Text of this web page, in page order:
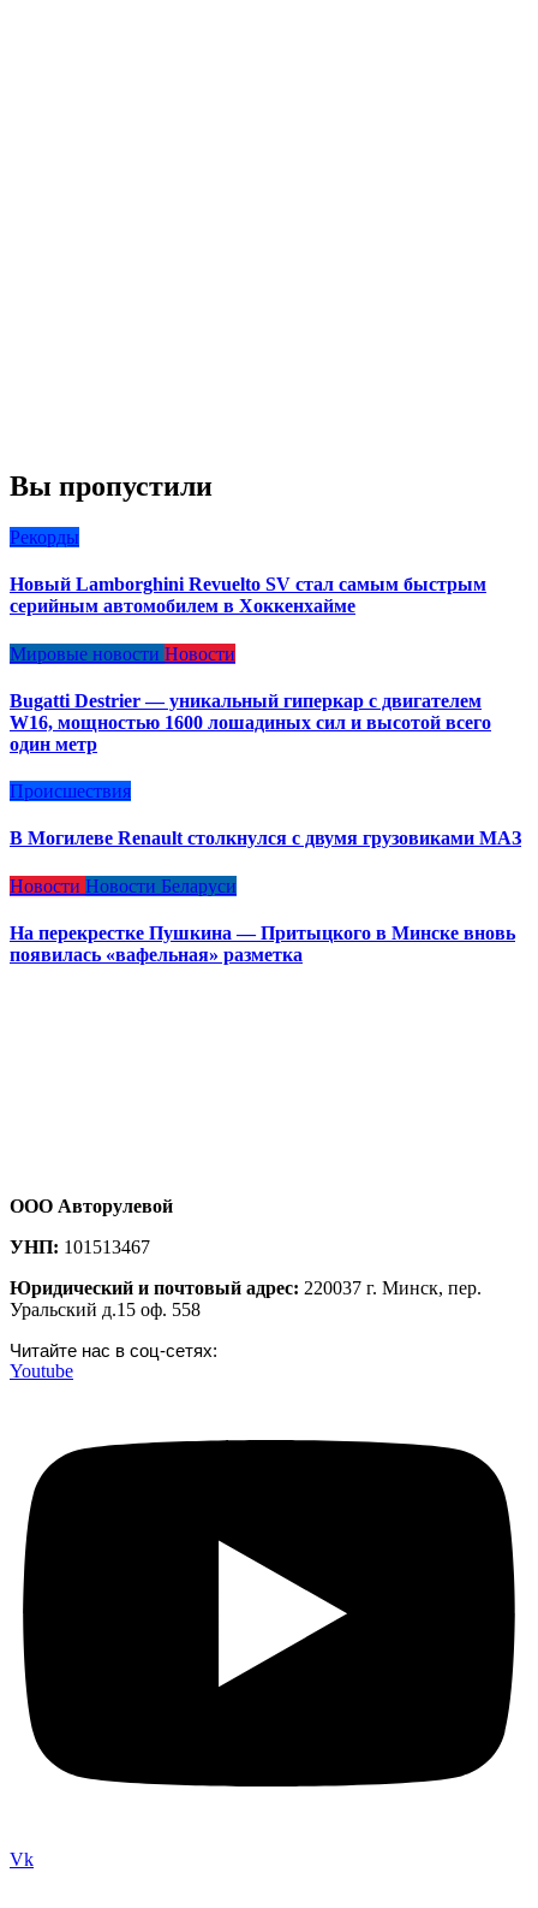
Вы пропустили
Рекорды
Новый Lamborghini Revuelto SV стал самым быстрым
серийным автомобилем в Хоккенхайме
Мировые новости Новости
Bugatti Destrier — уникальный гиперкар с двигателем
W16, мощностью 1600 лошадиных сил и высотой всего
один метр
Происшествия
В Могилеве Renault столкнулся с двумя грузовиками МАЗ
Новости Новости Беларуси
На перекрестке Пушкина — Притыцкого в Минске вновь
появилась «вафельная» разметка
ООО Авторулевой
УНП: 101513467
Юридический и почтовый адрес: 220037 г. Минск, пер.
Уральский д.15 оф. 558
Читайте нас в соц-сетях:
Youtube
Vk